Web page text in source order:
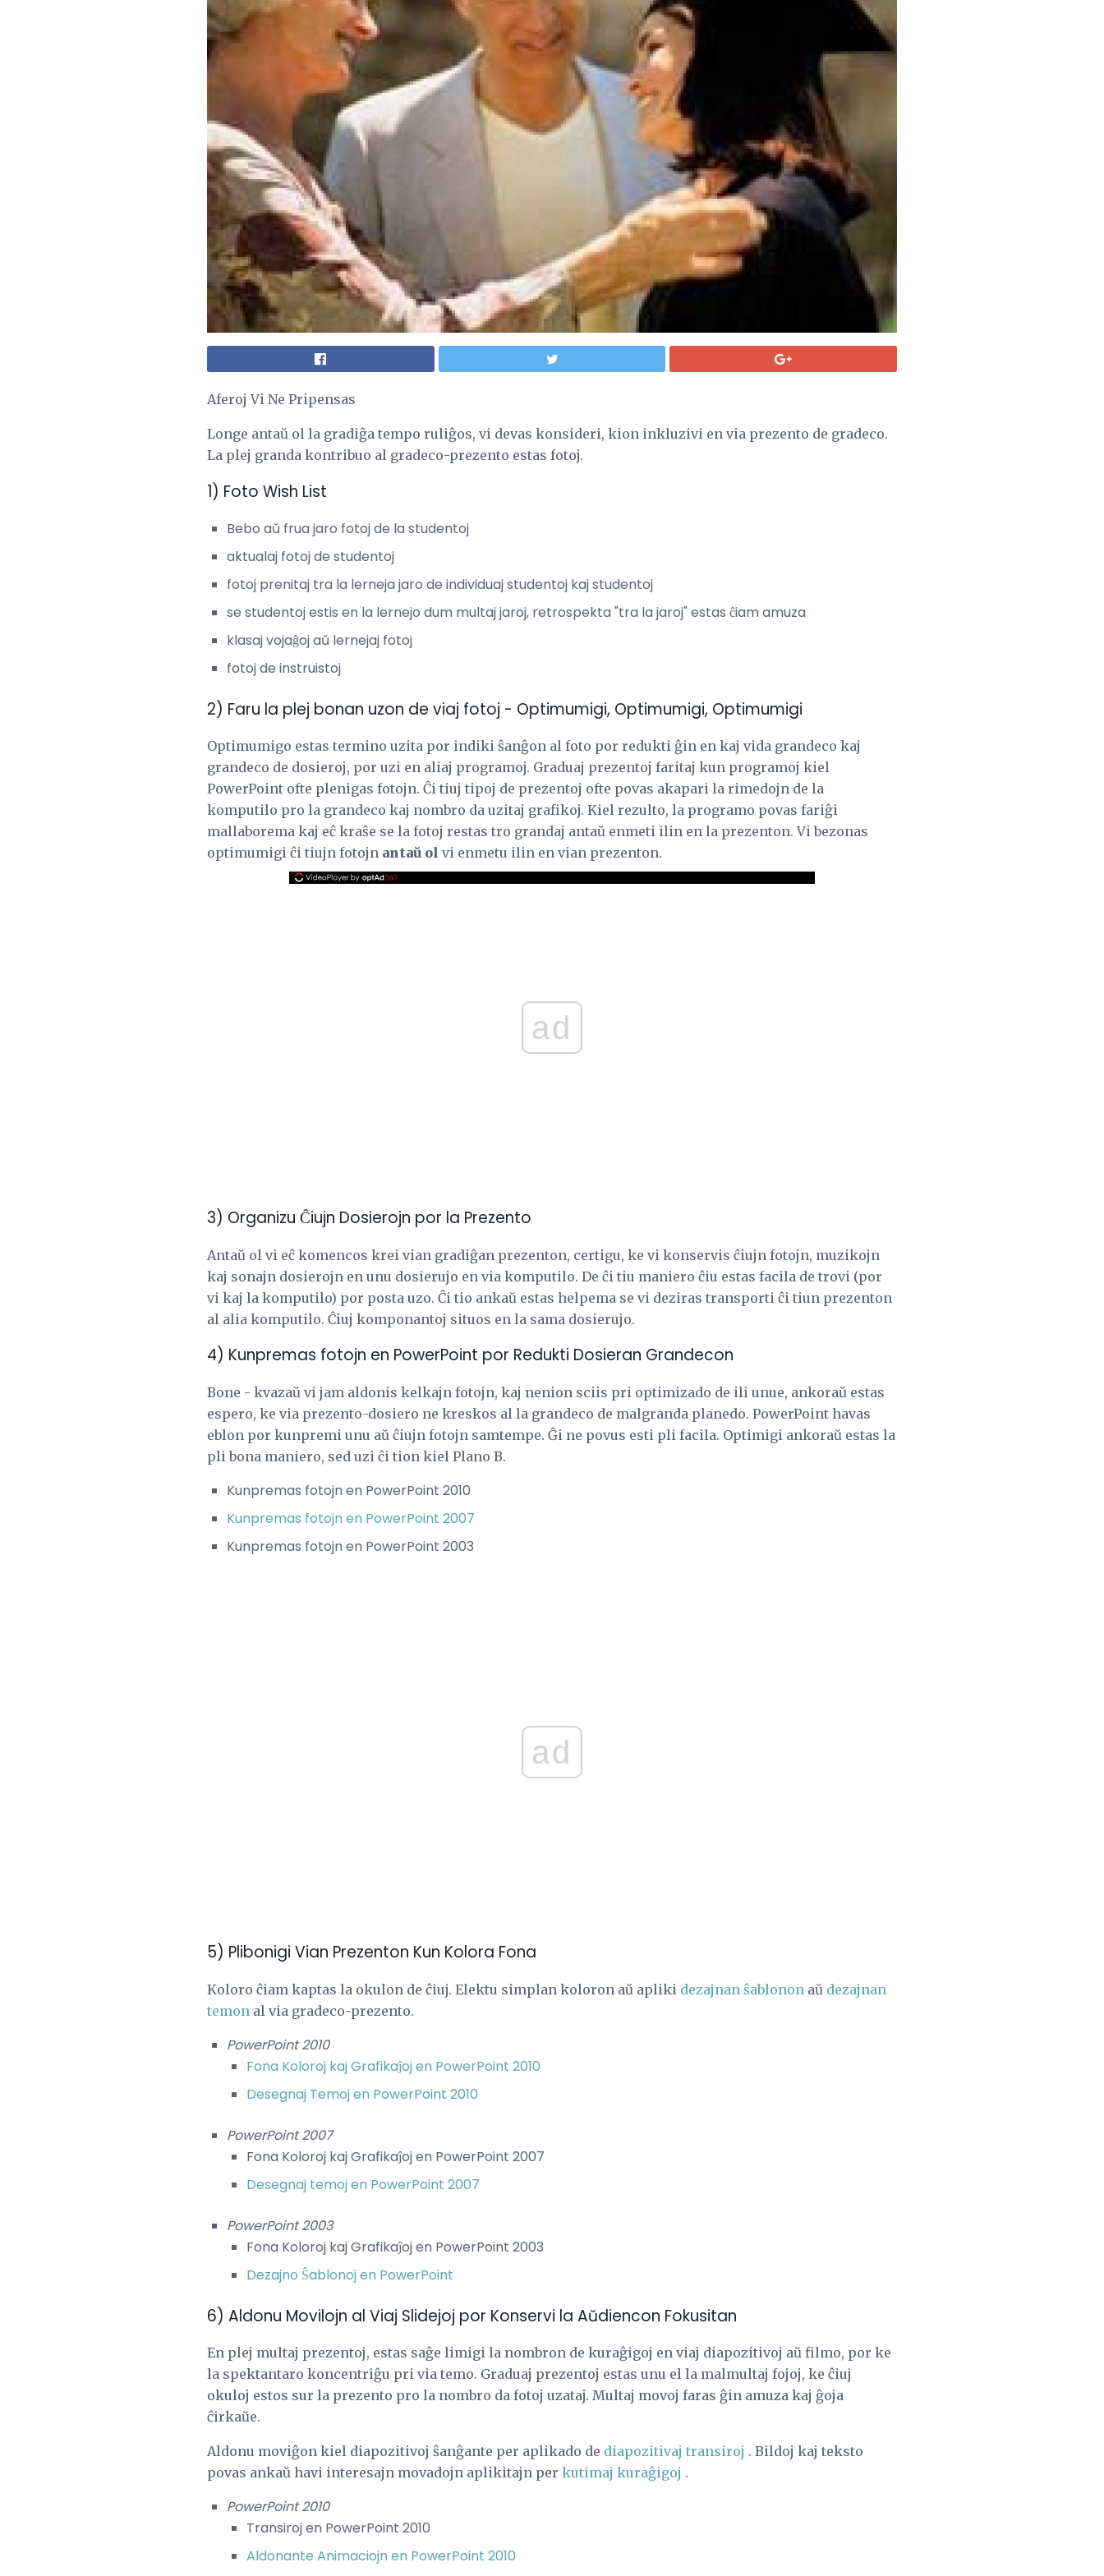
Aferoj Vi Ne Pripensas
Longe antaŭ ol la gradiĝa tempo ruliĝos, vi devas konsideri, kion inkluzivi en via prezento de gradeco.
La plej granda kontribuo al gradeco-prezento estas fotoj.
1) Foto Wish List
Bebo aŭ frua jaro fotoj de la studentoj
aktualaj fotoj de studentoj
fotoj prenitaj tra la lerneja jaro de individuaj studentoj kaj studentoj
se studentoj estis en la lernejo dum multaj jaroj, retrospekta "tra la jaroj" estas ĉiam amuza
klasaj vojaĝoj aŭ lernejaj fotoj
fotoj de instruistoj
2) Faru la plej bonan uzon de viaj fotoj - Optimumigi, Optimumigi, Optimumigi
Optimumigo estas termino uzita por indiki ŝanĝon al foto por redukti ĝin en kaj vida grandeco kaj
grandeco de dosieroj, por uzi en aliaj programoj. Graduaj prezentoj faritaj kun programoj kiel
PowerPoint ofte plenigas fotojn. Ĉi tiuj tipoj de prezentoj ofte povas akapari la rimedojn de la
komputilo pro la grandeco kaj nombro da uzitaj grafikoj. Kiel rezulto, la programo povas fariĝi
mallaborema kaj eĉ kraŝe se la fotoj restas tro grandaj antaŭ enmeti ilin en la prezenton. Vi bezonas
optimumigi ĉi tiujn fotojn antaŭ ol vi enmetu ilin en vian prezenton.
ad
3) Organizu Ĉiujn Dosierojn por la Prezento
Antaŭ ol vi eĉ komencos krei vian gradiĝan prezenton, certigu, ke vi konservis ĉiujn fotojn, muzikojn
kaj sonajn dosierojn en unu dosierujo en via komputilo. De ĉi tiu maniero ĉiu estas facila de trovi (por
vi kaj la komputilo) por posta uzo. Ĉi tio ankaŭ estas helpema se vi deziras transporti ĉi tiun prezenton
al alia komputilo. Ĉiuj komponantoj situos en la sama dosierujo.
4) Kunpremas fotojn en PowerPoint por Redukti Dosieran Grandecon
Bone - kvazaŭ vi jam aldonis kelkajn fotojn, kaj nenion sciis pri optimizado de ili unue, ankoraŭ estas
espero, ke via prezento-dosiero ne kreskos al la grandeco de malgranda planedo. PowerPoint havas
eblon por kunpremi unu aŭ ĉiujn fotojn samtempe. Ĝi ne povus esti pli facila. Optimigi ankoraŭ estas la
pli bona maniero, sed uzi ĉi tion kiel Plano B.
Kunpremas fotojn en PowerPoint 2010
Kunpremas fotojn en PowerPoint 2007
Kunpremas fotojn en PowerPoint 2003
ad
5) Plibonigi Vian Prezenton Kun Kolora Fona
Koloro ĉiam kaptas la okulon de ĉiuj. Elektu simplan koloron aŭ apliki dezajnan ŝablonon aŭ dezajnan
temon al via gradeco-prezento.
PowerPoint 2010
Fona Koloroj kaj Grafikaĵoj en PowerPoint 2010
Desegnaj Temoj en PowerPoint 2010
PowerPoint 2007
Fona Koloroj kaj Grafikaĵoj en PowerPoint 2007
Desegnaj temoj en PowerPoint 2007
PowerPoint 2003
Fona Koloroj kaj Grafikaĵoj en PowerPoint 2003
Dezajno Ŝablonoj en PowerPoint
6) Aldonu Movilojn al Viaj Slidejoj por Konservi la Aŭdiencon Fokusitan
En plej multaj prezentoj, estas saĝe limigi la nombron de kuraĝigoj en viaj diapozitivoj aŭ filmo, por ke
la spektantaro koncentriĝu pri via temo. Graduaj prezentoj estas unu el la malmultaj fojoj, ke ĉiuj
okuloj estos sur la prezento pro la nombro da fotoj uzataj. Multaj movoj faras ĝin amuza kaj ĝoja
ĉirkaŭe.
Aldonu moviĝon kiel diapozitivoj ŝanĝante per aplikado de diapozitivaj transiroj . Bildoj kaj teksto
povas ankaŭ havi interesajn movadojn aplikitajn per kutimaj kuraĝigoj .
PowerPoint 2010
Transiroj en PowerPoint 2010
Aldonante Animaciojn en PowerPoint 2010